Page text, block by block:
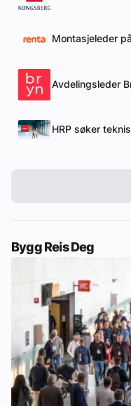
Montasjeleder
Avdelingsleder
HRP søker
Bygg Reis Deg